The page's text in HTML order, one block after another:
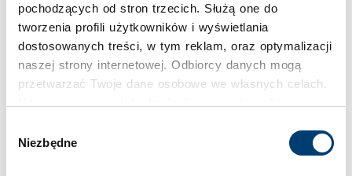
pochodzących od stron trzecich. Służą one do
tworzenia profili użytkowników i wyświetlania
dostosowanych treści, w tym reklam, oraz optymalizacji
naszej strony internetowej. Odbiorcy danych mogą
przetwarzać Twoje dane osobowe we własnych celach.
zgody
Niezbędne